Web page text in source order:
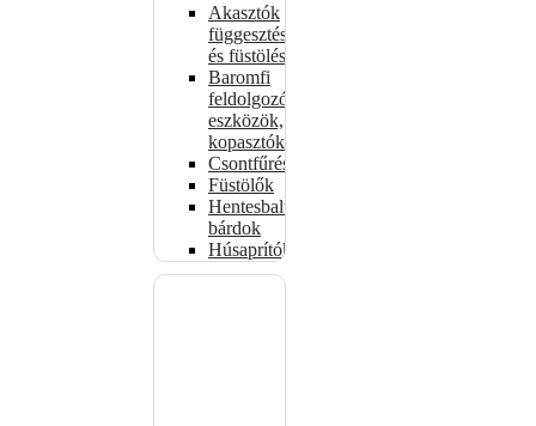
Akasztók
függesztéshez
és füstöléshez
Baromfi
feldolgozó
eszközök,
kopasztók
Csontfűrészek
Füstölők
Hentesbalták,
bárdok
Húsaprítók